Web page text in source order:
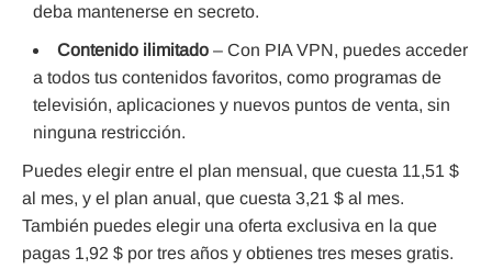
deba mantenerse en secreto.
Contenido ilimitado – Con PIA VPN, puedes acceder
a todos tus contenidos favoritos, como programas de
televisión, aplicaciones y nuevos puntos de venta, sin
ninguna restricción.
Puedes elegir entre el plan mensual, que cuesta 11,51 $
al mes, y el plan anual, que cuesta 3,21 $ al mes.
También puedes elegir una oferta exclusiva en la que
pagas 1,92 $ por tres años y obtienes tres meses gratis.